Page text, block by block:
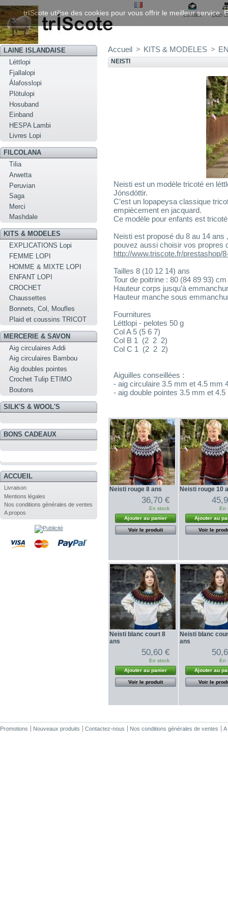
contact plan
LAINE ISLANDAISE
Léttlopi
Fjallalopi
Álafosslopi
Plötulopi
Hosuband
Einband
HESPA Lambi
Livres Lopi
FILCOLANA
Tilia
Arwetta
Peruvian
Saga
Merci
Mashdale
KITS & MODELES
EXPLICATIONS Lopi
FEMME LOPI
HOMME & MIXTE LOPI
ENFANT LOPI
CROCHET
Chaussettes
Bonnets, Col, Moufles
Plaid et coussins TRICOT
MERCERIE & SAVON
Aig circulaires Addi
Aig circulaires Bambou
Aig doubles pointes
Crochet Tulip ETIMO
Boutons
SILK'S & WOOL'S
BONS CADEAUX
ACCUEIL
Livraison
Mentions légales
Nos conditions générales de ventes
A propos
Accueil > KITS & MODELES >
NEISTI
Neisti est un modèle tricoté en
Jónsdóttir.
C’est un lopapeysa classique
empiècement en jacquard.
Ce modèle pour enfants est
Neisti est proposé du 8 au 14
pouvez aussi choisir vos propres
http://www.triscote.fr/prestashop/
Tailles 8 (10 12 14) ans
Tour de poitrine : 80 (84 89 93) cm
Hauteur corps jusqu’à
Hauteur manche sous
Fournitures
Léttlopi - pelotes 50 g
Col A 5 (5 6 7)
Col B 1 (2 2 2)
Col C 1 (2 2 2)
Aiguilles conseillées :
- aig circulaire 3.5 mm et 4.5 mm
- aig double pointes 3.5 mm et 4.5
Neisti rouge 8 ans
36,70 €
En stock
Ajouter au panier
Voir le produit
Neisti rouge 10
En
Ajouter au
Voir le
Neisti blanc court 8
ans
50,60 €
En stock
Ajouter au panier
Voir le produit
Neisti blanc
ans
En
Ajouter au
Voir le
Promotions Nouveaux produits Contactez-nous Nos conditions générales de ventes A
trIScote utilise des cookies pour vous offrir le meilleur